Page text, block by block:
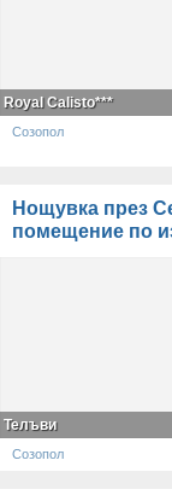
Royal Calisto***
Созопол
Нощувка през
помещение по
Телъви
Созопол